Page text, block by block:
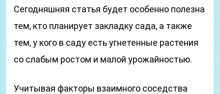
Сегодняшняя статья будет особенно полезна
тем, кто планирует закладку сада, а также
тем, у кого в саду есть угнетенные растения
со слабым ростом и малой урожайностью.
Учитывая факторы взаимного соседства